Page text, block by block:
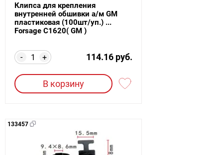
Клипса для крепления
внутренней обшивки а/м GM
пластиковая (100шт/уп.) ...
Forsage C1620( GM )
+
- 114.16 руб.
В корзину
133457